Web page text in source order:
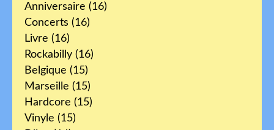
Anniversaire (16)
Concerts (16)
Livre (16)
Rockabilly (16)
Belgique (15)
Marseille (15)
Hardcore (15)
Vinyle (15)